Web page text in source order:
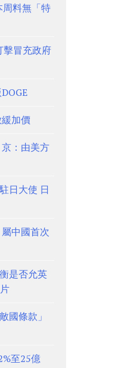
料無「特
擊冒充政府
加價
：由美方
日大使 日
中國首次
是否允英
國條款」
至25億